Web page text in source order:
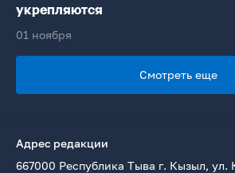
укрепляются
01 ноября
Смотреть еще
Адрес редакции
667000 Республика Тыва г. Кызыл, ул.